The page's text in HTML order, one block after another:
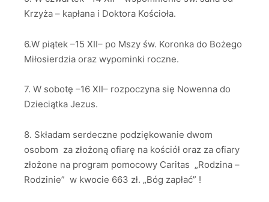
Krzyża – kapłana i Doktora Kościoła.
6.W piątek –15 XII– po Mszy św. Koronka do Bożego
Miłosierdzia oraz wypominki roczne.
7. W sobotę –16 XII– rozpoczyna się Nowenna do
Dzieciątka Jezus.
8. Składam serdeczne podziękowanie dwom
osobom za złożoną ofiarę na kościół oraz za ofiary
złożone na program pomocowy Caritas „Rodzina –
Rodzinie” w kwocie 663 zł. „Bóg zapłać” !